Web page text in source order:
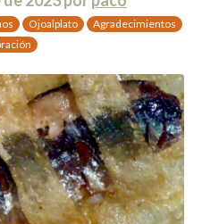
Ojoalplato
Agradecimientos